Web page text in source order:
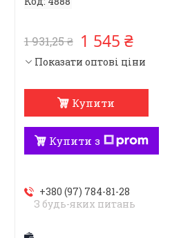
1 931,25 ₴ 1 545 ₴
Показати оптові ціни
Купити
Купити з
+380 (97) 784-81-28
З будь-яких питань